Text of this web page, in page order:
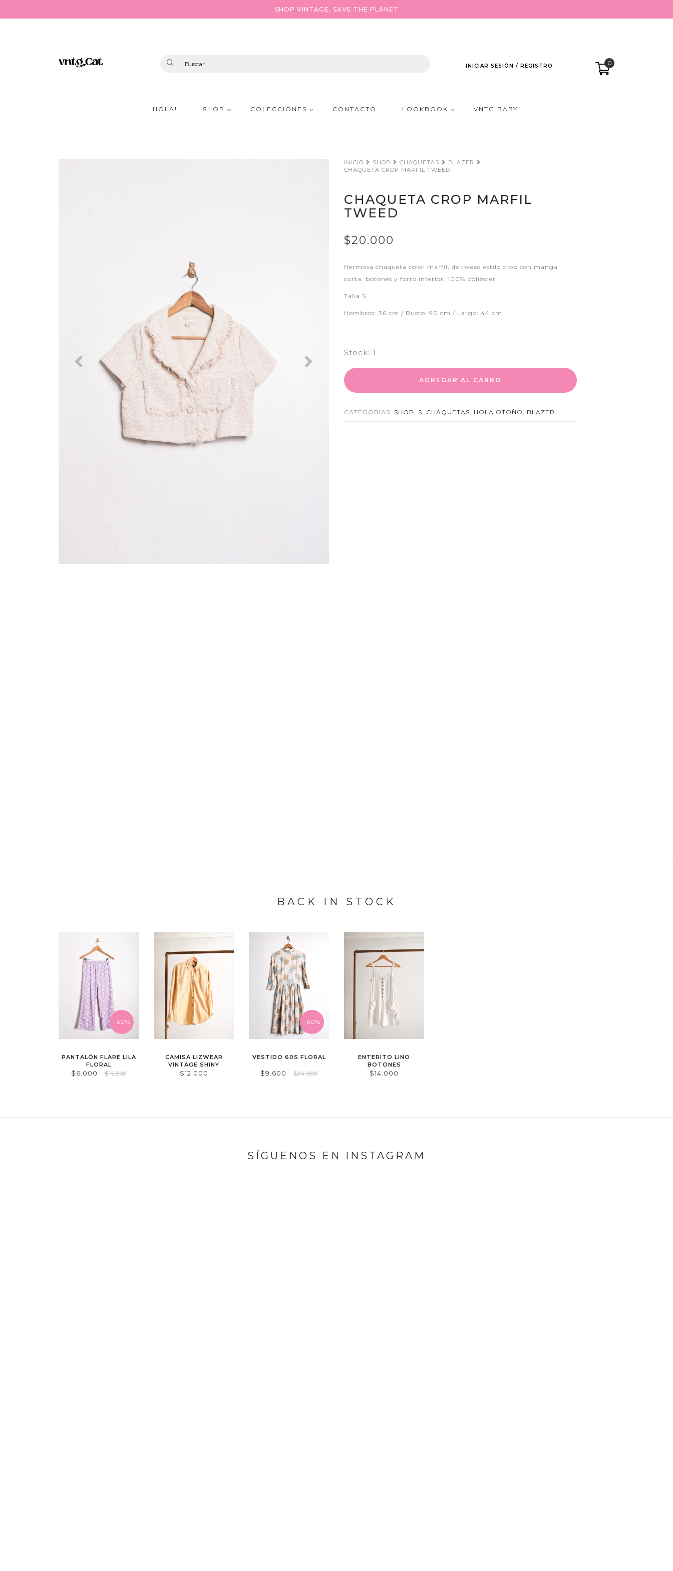
SHOP VINTAGE, SAVE THE PLANET
INICIAR SESIÓN / REGISTRO 0
HOLA! SHOP COLECCIONES CONTACTO LOOKBOOK VNTG BABY
Previous Next
INICIO SHOP CHAQUETAS
BLAZER
CHAQUETA CROP MARFIL TWEED
CHAQUETA CROP MARFIL
TWEED
$20.000
Hermosa chaqueta color marfil, de tweed estilo crop con manga
corta, botones y forro interior. 100% poliéster
Talla S
Hombros: 36 cm / Busto: 90 cm / Largo: 44 cm
Stock: 1
AGREGAR AL CARRO
CATEGORÍAS: SHOP S CHAQUETAS HOLA OTOÑO BLAZER
BACK IN STOCK
-60%
PANTALÓN FLARE LILA
FLORAL
$6.000 $15.000
CAMISA LIZWEAR
VINTAGE SHINY
$12.000
-60%
VESTIDO 60S FLORAL
$9.600 $24.000
ENTERITO LINO
BOTONES
$14.000
SÍGUENOS EN INSTAGRAM